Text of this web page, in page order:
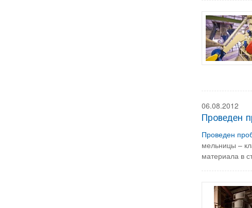
06.08.2012
Проведен
Проведен
мельницы –
материала в